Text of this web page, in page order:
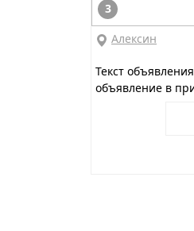
3
Алексин
Текст
объявление в